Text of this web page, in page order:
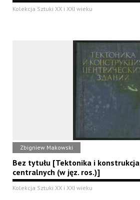
Kolekcja Sztuki XX i XXI wieku
Zbigniew Makowski
Bez tytułu [Tektonika i
centralnych (w jęz. ros.)]
Kolekcja Sztuki XX i XXI wieku